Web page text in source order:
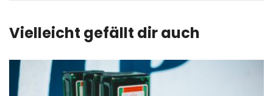
Vielleicht gefällt dir auch